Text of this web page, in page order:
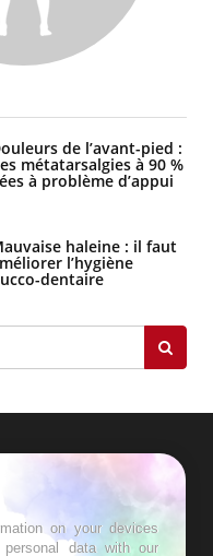
1 protègent-
de l’avant-pied :
métatarsalgies à 90 %
à problème d’appui
haleine : il faut
l’hygiène
dentaire
on your devices
data with our